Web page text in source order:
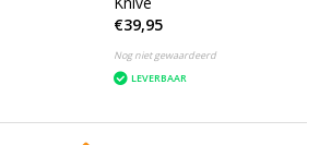
€39,95
Nog niet gewaardeerd
LEVERBAAR